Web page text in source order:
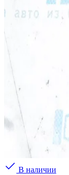
В наличии